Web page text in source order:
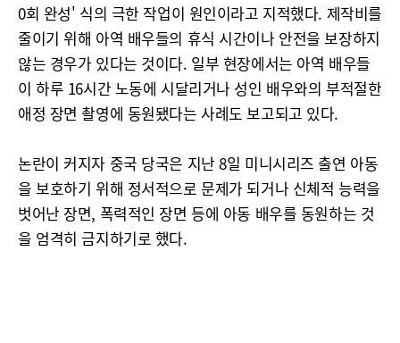
0회 완성' 식의 극한 작업이 원인이라고 지적했다. 제작비를
줄이기 위해 아역 배우들의 휴식 시간이나 안전을 보장하지
않는 경우가 있다는 것이다. 일부 현장에서는 아역 배우들
이 하루 16시간 노동에 시달리거나 성인 배우와의 부적절한
애정 장면 촬영에 동원됐다는 사례도 보고되고 있다.
논란이 커지자 중국 당국은 지난 8일 미니시리즈 출연 아동
을 보호하기 위해 정서적으로 문제가 되거나 신체적 능력을
벗어난 장면, 폭력적인 장면 등에 아동 배우를 동원하는 것
을 엄격히 금지하기로 했다.